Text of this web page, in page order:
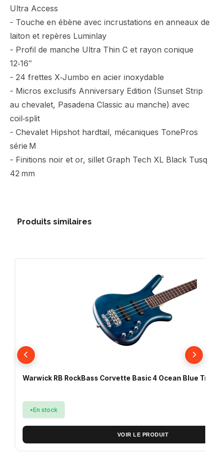
Ultra Access
- Touche en ébène avec incrustations en anneaux de
laiton et repères Luminlay
- Profil de manche Ultra Thin C et rayon conique
12‑16″
- 24 frettes X‑Jumbo en acier inoxydable
- Micros exclusifs Anniversary Edition (Sunset Strip
au chevalet, Pasadena Classic au manche) avec
coil‑split
- Chevalet Hipshot hardtail, mécaniques TonePros
série M
- Finitions noir et or, sillet Graph Tech XL Black Tusq
42 mm
Produits similaires
Warwick RB RockBass Corvette Basic 4 Ocean Blue
En stock
VOIR LE PRODUIT